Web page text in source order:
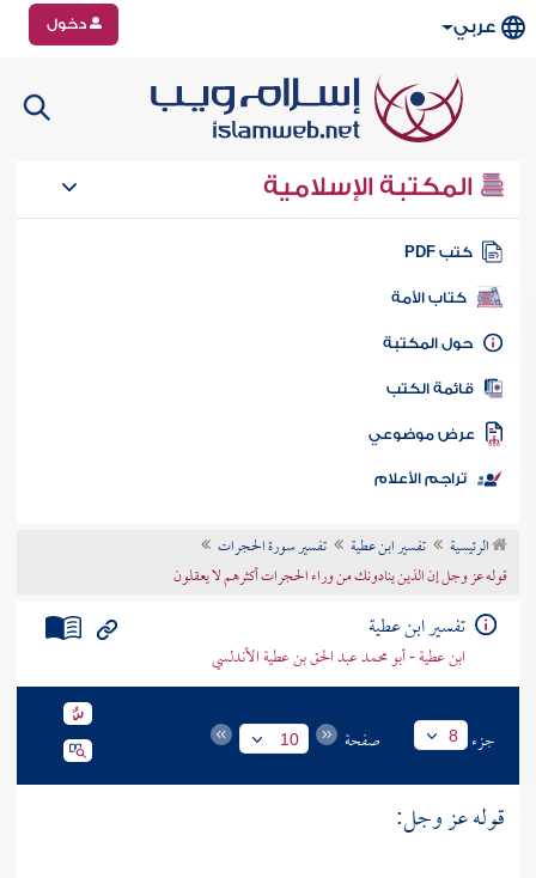
عربي دخول
المكتبة الإسلامية
كتب PDF
كتاب الأمة
المكتبة
الكتب
موضوعي
تراجم الأعلام
الرئيسية تفسير ابن عطية
تفسير سورة الحجرات
قوله عز وجل إن الذين ينادونك من وراء الحجرات أكثرهم لا يعقلون
تفسير ابن عطية
ابن عطية - أبو محمد عبد الحق بن عطية الأندلسي
جزء 8 صفحة 10
قوله عز وجل: